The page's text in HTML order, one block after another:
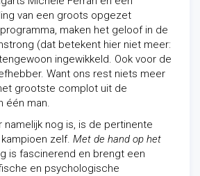
van een groots opgezet
maken het geloof in de
(dat betekent hier niet meer:
ingewikkeld. Ook voor de
Want ons rest niets meer
grootste complot uit de
één man.
namelijk nog is, is de pertinente
zelf. Met de hand op het
is fascinerend en brengt een
en psychologische